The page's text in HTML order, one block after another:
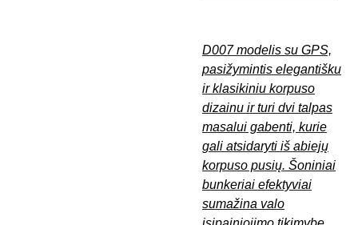
D007 modelis su GPS,
pasižymintis elegantišku
ir klasikiniu korpuso
dizainu ir turi dvi talpas
masalui gabenti, kurie
gali atsidaryti iš abiejų
korpuso pusių. Šoniniai
bunkeriai efektyviai
sumažina valo